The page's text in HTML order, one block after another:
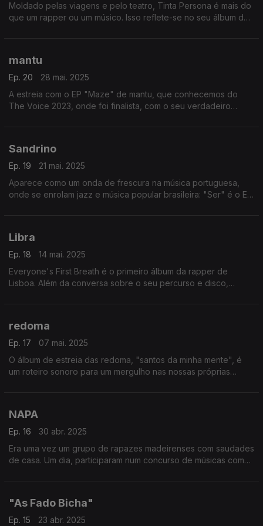
Moldado pelas viagens e pelo teatro, Tinta Persona é mais do
que um rapper ou um músico. Isso reflete-se no seu álbum de
mantu
Ep. 20
28 mai. 2025
A estreia com o EP "Maze" de mantu, que conhecemos do
The Voice 2023, onde foi finalista, com o seu verdadeiro
Sandrino
Ep. 19
21 mai. 2025
Aparece como um onda de frescura na música portuguesa,
onde se enrolam jazz e música popular brasileira: "Ser" é o EP
Libra
Ep. 18
14 mai. 2025
Everyone's First Breath é o primeiro álbum da rapper de
Lisboa. Além da conversa sobre o seu percurso e disco,
redoma
Ep. 17
07 mai. 2025
O álbum de estreia das redoma, "santos da minha mente", é
um roteiro sonoro para um mergulho nas nossas próprias
NAPA
Ep. 16
30 abr. 2025
Era uma vez um grupo de rapazes madeirenses com saudades
de casa. Um dia, participaram num concurso de músicas com
"As Fado Bicha"
Ep. 15
23 abr. 2025